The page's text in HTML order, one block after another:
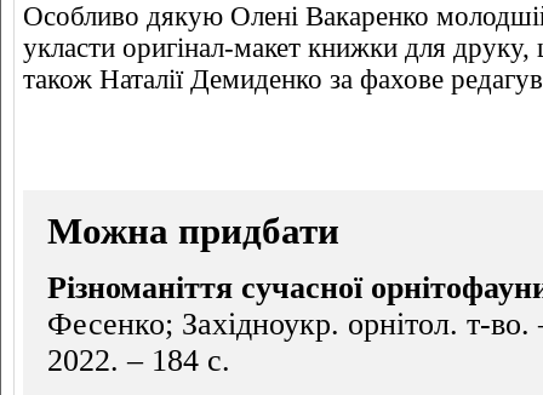
Особливо дякую Олені Вакаренко
укласти оригінал-макет книжки для
також Наталії Демиденко за фахове
Можна придбати
Різноманіття сучасної
Фесенко; Західноукр. орнітол. т-
2022. – 184 с.